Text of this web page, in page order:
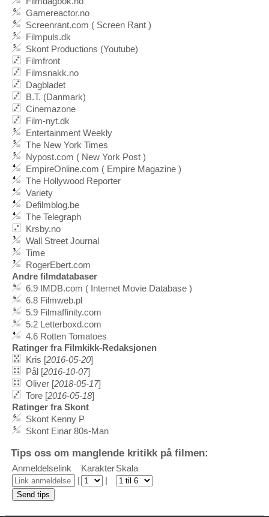
Gamereactor.no
Screenrant.com ( Screen Rant )
Filmpuls.dk
Skont Productions (Youtube)
Filmfront
Filmsnakk.no
Dagbladet
B.T. (Danmark)
Cinemazone
Film-nyt.dk
Entertainment Weekly
The New York Times
Nypost.com ( New York Post )
EmpireOnline.com ( Empire Magazine )
The Hollywood Reporter
Variety
Defilmblog.be
The Telegraph
Krsby.no
Wall Street Journal
Time
RogerEbert.com
Andre filmdatabaser
6.9 IMDB.com ( Internet Movie Database )
6.8 Filmweb.pl
5.9 Filmaffinity.com
5.2 Letterboxd.com
4.6 Rotten Tomatoes
Ratinger fra Filmkikk-Redaksjonen
Kris [2016-05-20]
Pål [2016-10-07]
Oliver [2018-05-17]
Tore [2016-05-18]
Ratinger fra Skont
Skont Kenny P
Skont Einar 80s-Man
Tips oss om manglende kritikk på filmen:
Anmeldelselink KarakterSkala
|
|